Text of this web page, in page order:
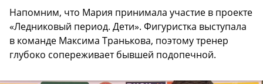
Напомним, что Мария принимала участие в проекте
«Ледниковый период. Дети». Фигуристка выступала
в команде Максима Транькова, поэтому тренер
глубоко сопереживает бывшей подопечной.